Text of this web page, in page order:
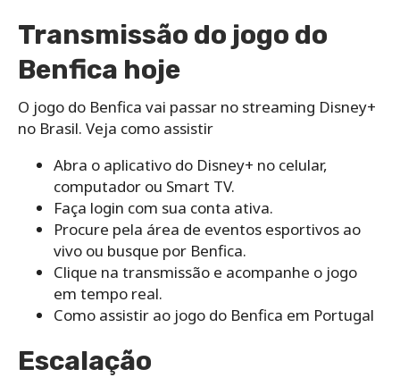
Transmissão do jogo do
Benfica hoje
O jogo do Benfica vai passar no streaming Disney+
no Brasil. Veja como assistir
Abra o aplicativo do Disney+ no celular,
computador ou Smart TV.
Faça login com sua conta ativa.
Procure pela área de eventos esportivos ao
vivo ou busque por Benfica.
Clique na transmissão e acompanhe o jogo
em tempo real.
Como assistir ao jogo do Benfica em Portugal
Escalação